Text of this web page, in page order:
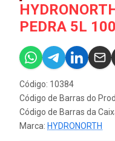
PEDRA 5L
Código: 10384
Código de Barras do
Código de Barras da
Marca: HYDRONORTH